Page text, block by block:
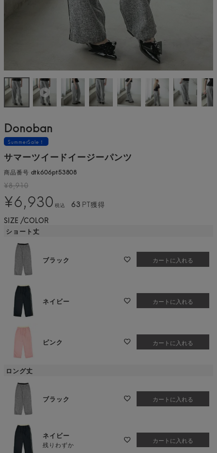
Donoban
SummerSale！
サマーツイードイージーパンツ
商品番号 dtk606pt53808
¥8,910
¥6,930 税込 63 PT獲得
SIZE
COLOR
ショート丈
ブラック カートに入れる
ネイビー カートに入れる
ピンク カートに入れる
ロング丈
ブラック カートに入れる
ネイビー
残りわずか カートに入れる